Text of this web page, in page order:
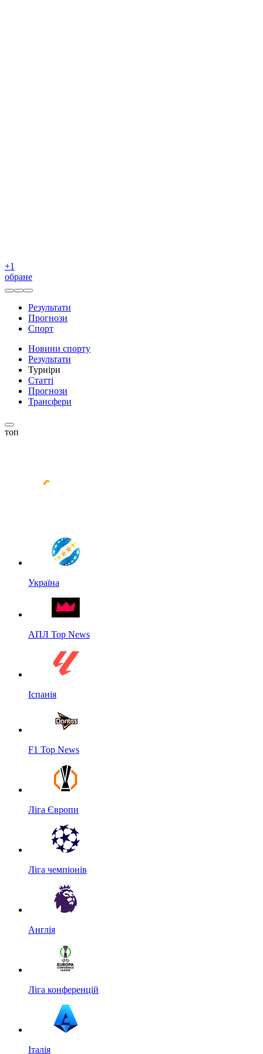
+1
обране
Результати
Прогнози
Спорт
Новини спорту
Результати
Турніри
Статті
Прогнози
Трансфери
топ
Україна
АПЛ Top News
Іспанія
F1 Top News
Ліга Європи
Ліга чемпіонів
Англія
Ліга конференцій
Італія